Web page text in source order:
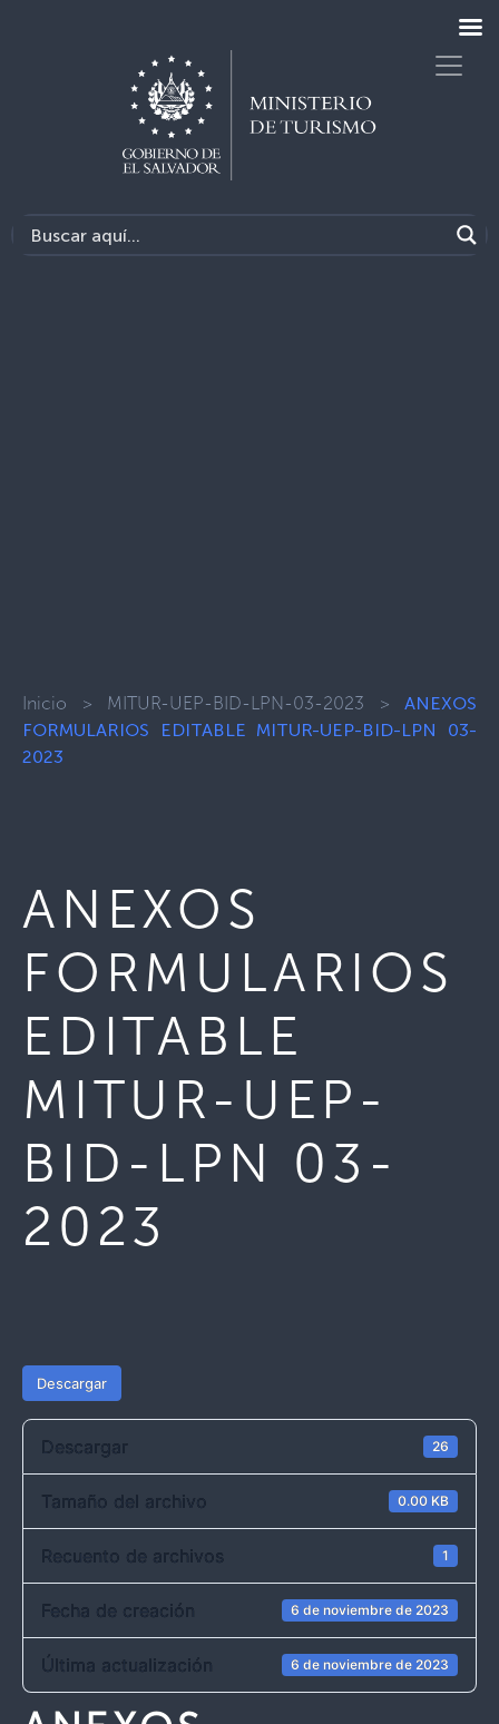
Inicio > MITUR-UEP-BID-LPN-03-2023 > ANEXOS
FORMULARIOS EDITABLE MITUR-UEP-BID-LPN 03-
2023
ANEXOS
FORMULARIOS
EDITABLE
MITUR-UEP-
BID-LPN 03-
2023
Descargar
Descargar 26
Tamaño del archivo 0.00 KB
Recuento de archivos 1
Fecha de creación 6 de noviembre de 2023
Última actualización 6 de noviembre de 2023